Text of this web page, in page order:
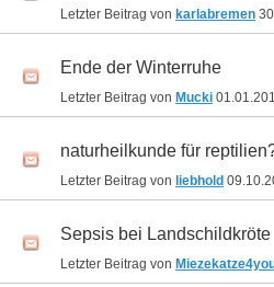
Letzter Beitrag von karlabremen
Ende der Winterruhe
Letzter Beitrag von Mucki
naturheilkunde für
Letzter Beitrag von liebhold
Sepsis bei Landschildkröte
Letzter Beitrag von